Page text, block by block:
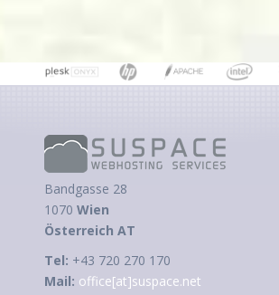
Bandgasse 28
1070 Wien
Österreich AT
Tel: +43 720 270 170
Mail: office[at]suspace.net